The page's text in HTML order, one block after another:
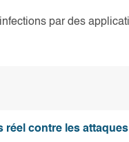
par des
réel contre les attaques